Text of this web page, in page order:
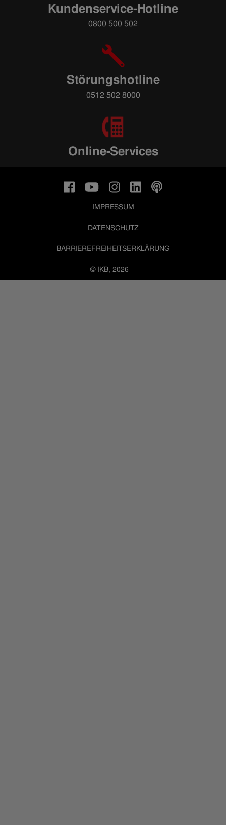
Kundenservice-Hotline
0800 500 502
Störungshotline
0512 502 8000
Online-Services
© IKB, 2026
IMPRESSUM
DATENSCHUTZ
BARRIEREFREIHEITSERKLÄRUNG